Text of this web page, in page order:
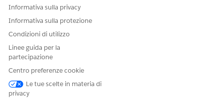
InteractionFieldUpdate.
NOTAPer impostazione predefinita, sono disponibili le
configurazioni AdvisorEventRecordType e
AdvisorTaskRecordType. Questi record includono i tipi
di record AdvisorEvent e AdvisorTask per il calcolo nelle
Informativa sulla privacy
Informativa sulla protezione
Condizioni di utilizzo
Linee guida per la
partecipazione
Centro preferenze cookie
Le tue scelte in materia di
privacy